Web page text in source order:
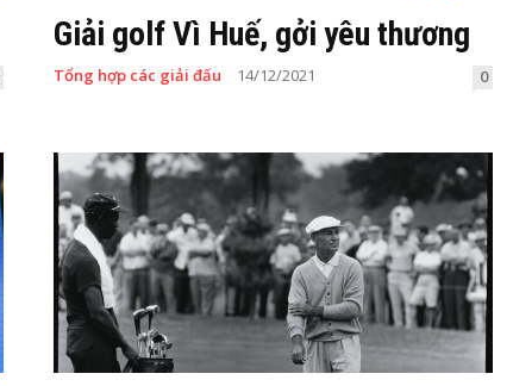
Giải golf Vì Huế, gởi yêu thương
Tổng hợp các giải đấu 14/12/2021 0